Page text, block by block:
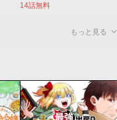
14話無料
もっと見る